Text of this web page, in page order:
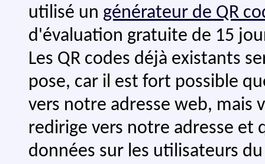
utilisé un générateur de QR
d'évaluation gratuite de 15
Les QR codes déjà existants
pose, car il est fort possible
vers notre adresse web, mais
redirige vers notre adresse et
données sur les utilisateurs